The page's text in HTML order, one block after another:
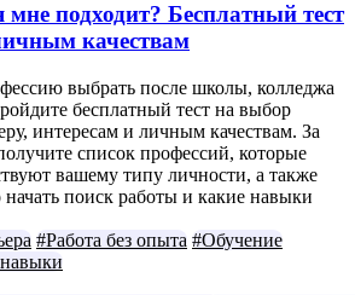
подходит? Бесплатный тест
качествам
выбрать после школы, колледжа
бесплатный тест на выбор
интересам и личным качествам. За
список профессий, которые
вашему типу личности, а также
поиск работы и какие навыки
#Работа без опыта #Обучение